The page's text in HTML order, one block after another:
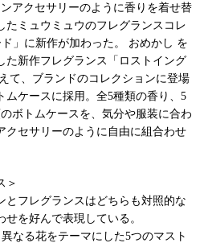
アクセサリーのように香りを着せ替
たミュウミュウのフレグランスコレ
」に新作が加わった。 おめかし を
た新作フレグランス「ロストイング
て、ブランドのコレクションに登場
ムケースに採用。全5種類の香り、5
ボトムケースを、気分や服装に合わ
クセサリーのように自由に組合わせ
＞
とフレグランスはどちらも対照的な
を好んで表現している。
なる花をテーマにした5つのマスト